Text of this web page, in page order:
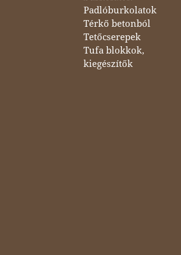
Padlóburkolatok
Térkő betonból
Tetőcserepek
Tufa blokkok,
kiegészítők